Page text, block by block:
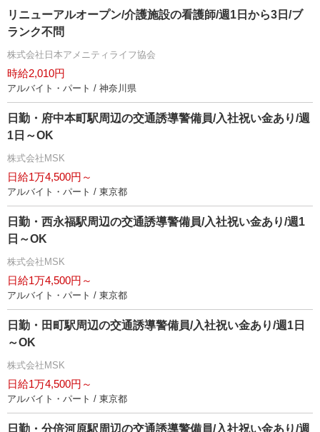
リニューアルオープン/介護施設の看護師/週1日から3日/ブ
ランク不問
株式会社日本アメニティライフ協会
時給2,010円
アルバイト・パート / 神奈川県
日勤・府中本町駅周辺の交通誘導警備員/入社祝い金あり/週
1日～OK
株式会社MSK
日給1万4,500円～
アルバイト・パート / 東京都
日勤・西永福駅周辺の交通誘導警備員/入社祝い金あり/週1
日～OK
株式会社MSK
日給1万4,500円～
アルバイト・パート / 東京都
日勤・田町駅周辺の交通誘導警備員/入社祝い金あり/週1日
～OK
株式会社MSK
日給1万4,500円～
アルバイト・パート / 東京都
日勤・分倍河原駅周辺の交通誘導警備員/入社祝い金あり/週